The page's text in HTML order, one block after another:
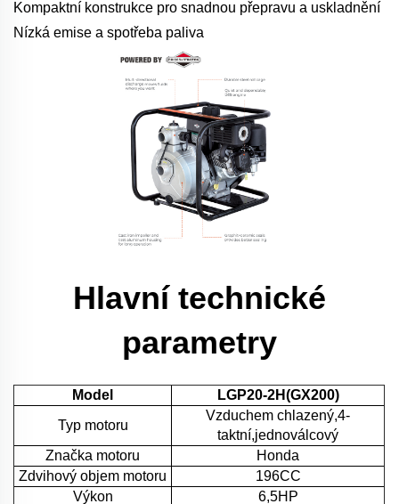
Kompaktní konstrukce pro snadnou přepravu a uskladnění
Nízká emise a spotřeba paliva
Hlavní technické
parametry
Model
LGP20-2H(GX200)
Typ motoru
Vzduchem chlazený,4-
taktní,jednoválcový
Značka motoru
Honda
Zdvihový objem motoru
196CC
Výkon
6,5HP